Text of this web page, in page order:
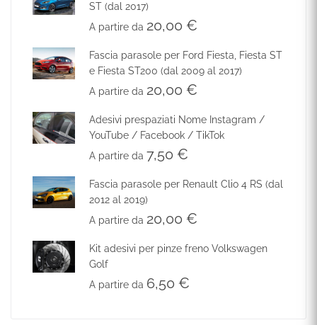
ST (dal 2017)
A partire da 20,00 €
Fascia parasole per Ford Fiesta, Fiesta ST
e Fiesta ST200 (dal 2009 al 2017)
A partire da 20,00 €
Adesivi prespaziati Nome Instagram /
YouTube / Facebook / TikTok
A partire da 7,50 €
Fascia parasole per Renault Clio 4 RS (dal
2012 al 2019)
A partire da 20,00 €
Kit adesivi per pinze freno Volkswagen
Golf
A partire da 6,50 €